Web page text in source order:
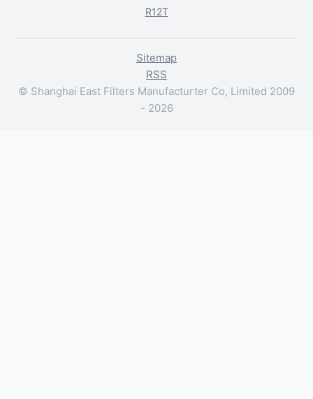
R12T
Sitemap
RSS
© Shanghai East Filters Manufacturter Co, Limited 2009
- 2026